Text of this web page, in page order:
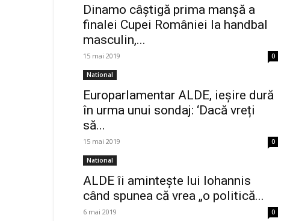
Dinamo câștigă prima manșă a
finalei Cupei României la handbal
masculin,...
15 mai 2019 0
National
Europarlamentar ALDE, ieşire dură
în urma unui sondaj: ‘Dacă vreți
să...
15 mai 2019 0
National
ALDE îi aminteşte lui Iohannis
când spunea că vrea „o politică...
6 mai 2019 0